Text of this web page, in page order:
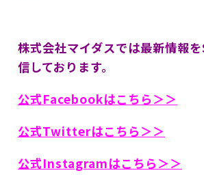
株式会社マイダスでは最新情報
信しております。
公式Facebookはこちら＞＞
公式Twitterはこちら＞＞
公式Instagramはこちら＞＞